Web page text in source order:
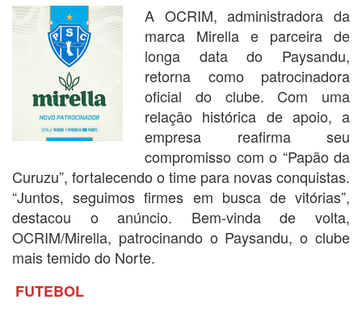
A OCRIM, administradora da
marca Mirella e parceira de
longa data do Paysandu,
retorna como patrocinadora
oficial do clube. Com uma
relação histórica de apoio, a
empresa reafirma seu
compromisso com o “Papão da
Curuzu”, fortalecendo o time para novas conquistas.
“Juntos, seguimos firmes em busca de vitórias”,
destacou o anúncio. Bem-vinda de volta,
OCRIM/Mirella, patrocinando o Paysandu, o clube
mais temido do Norte.
FUTEBOL